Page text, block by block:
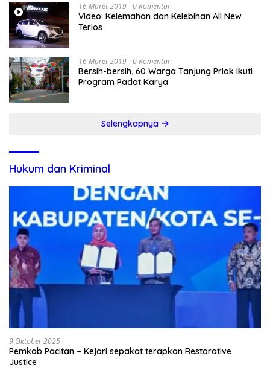
16 Maret 2019 0 Komentar
Video: Kelemahan dan Kelebihan All New
Terios
16 Maret 2019 0 Komentar
Bersih-bersih, 60 Warga Tanjung Priok Ikuti
Program Padat Karya
Selengkapnya
Hukum dan Kriminal
9 Oktober 2025
Pemkab Pacitan – Kejari sepakat terapkan Restorative
Justice